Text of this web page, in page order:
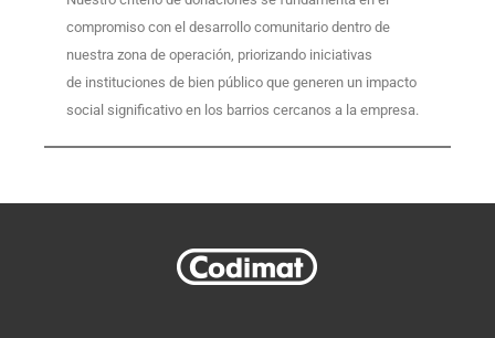
compromiso con el desarrollo comunitario dentro de
nuestra zona de operación, priorizando iniciativas
de instituciones de bien público que generen un impacto
social significativo en los barrios cercanos a la empresa.